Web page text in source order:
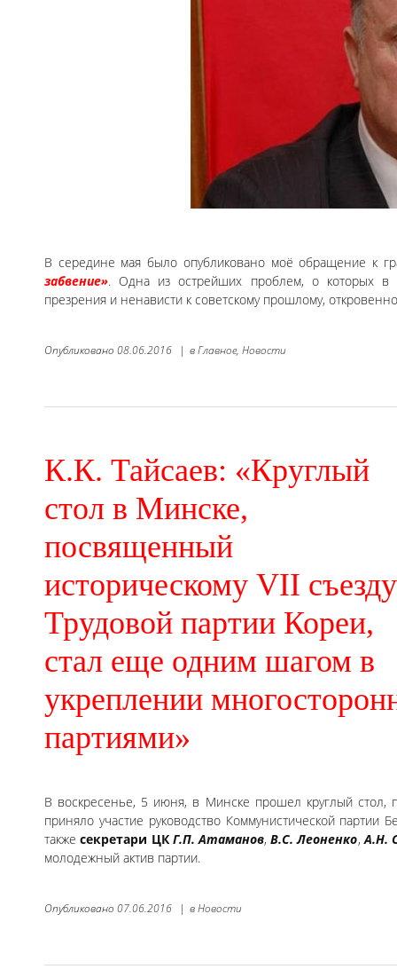
В середине мая было опубликовано моё обращение к
забвение». Одна из острейших проблем, о которых в
презрения и ненависти к советскому прошлому,
Опубликовано 08.06.2016 | вГлавное, Новости
К.К. Тайсаев: «Круглый
стол в Минске,
посвященный
историческому VII съезду
Трудовой партии Кореи,
стал еще одним шагом в
укреплении
партиями»
В воскресенье, 5 июня, в Минске прошел круглый стол,
приняло участие руководство Коммунистической партии
такжесекретари ЦК Г.П. Атаманов,В.С. Леоненко,А.Н.
молодежный актив партии.
Опубликовано 07.06.2016 | вНовости